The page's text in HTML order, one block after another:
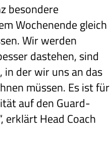
besondere
Wochenende gleich
Wir werden
dastehen, sind
in der wir uns an das
müssen. Es ist für
auf den Guard-
erklärt Head Coach